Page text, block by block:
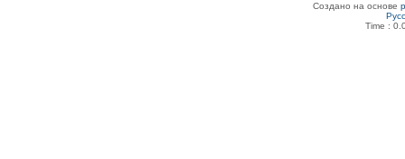
Создано на основе
Time :